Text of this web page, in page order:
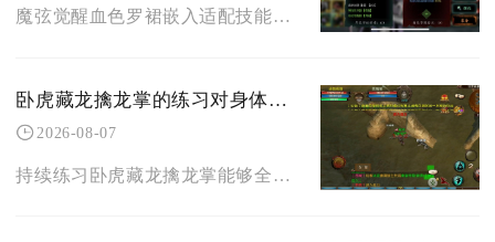
魔弦觉醒血色罗裙嵌入适配技能链后，整体输出、持续增伤、异常联动效果全面拉满，是当前魔弦流派
卧虎藏龙擒龙掌的练习对身体有哪些好处
2026-08-07
持续练习卧虎藏龙擒龙掌能够全面强化角色肉身基础属性、优化近战缠斗能力，同时激活专属气血循环